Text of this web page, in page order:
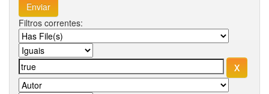
Filtros correntes: